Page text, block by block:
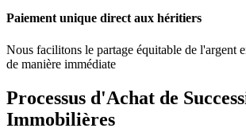
Paiement unique direct aux héritiers
Nous facilitons le partage équitable de l'argent
de manière immédiate
Processus d'Achat de
Immobilières